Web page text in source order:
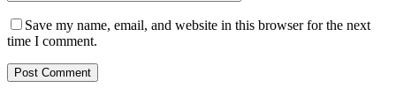
Save my name, email, and website in this browser for the next
time I comment.